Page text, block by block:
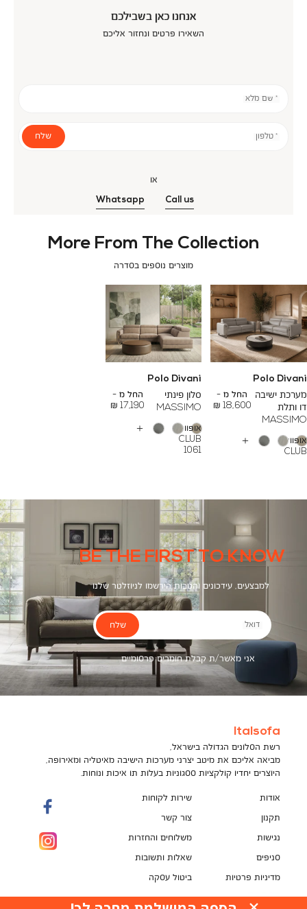
אנחנו כאן בשבילכם
השאירו פרטים ונחזור אליכם
* שם מלא
* טלפון שלח
או
Call us
Whatsapp
More From The Collection
מוצרים נוספים בסדרה
Polo Divani
מערכת ישיבה
דו ותלת
MASSIMO
החל מ -
18,600 ₪
To
24,000 ₪
אופוויט
CLUB
עוד
Polo Divani
סלון פינתי
MASSIMO
החל מ -
17,190 ₪
To
26,000 ₪
אופוויט
CLUB
1061
עוד
BE THE FIRST TO KNOW
למבצעים, עידכונים והטבות הירשמו לניוזלטר שלנו
דואל
אני מאשר/ת קבלת חומרים פרסומיים
שלח
Italsofa
רשת הסלונים הגדולה בישראל,
מביאה אליכם את מיטב יצרני מערכות הישיבה מאיטליה ומאירופה,
היוצרים יחדיו קולקציות ססגוניות בעלות תו איכות ונוחות.
אודות
תקנון
נגישות
סניפים
מדיניות פרטיות
שירות לקוחות
צור קשר
משלוחים והחזרות
שאלות ותשובות
ביטול עסקה
תקנון מועדון לקוחות